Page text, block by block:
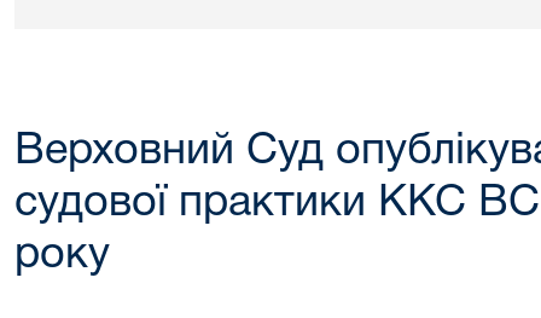
Верховний Суд
судової практики ККС
року